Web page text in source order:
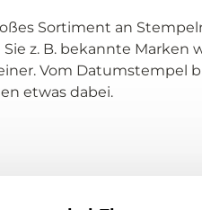
Sortiment an
z. B. bekannte Marken
Vom Datumstempel
etwas dabei.